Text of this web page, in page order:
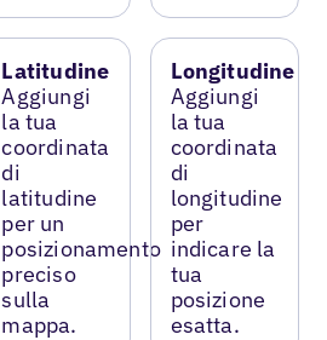
Latitudine
Aggiungi
la tua
coordinata
di
latitudine
per un
posizionamento
preciso
sulla
mappa.
Longitudine
Aggiungi
la tua
coordinata
di
longitudine
per
indicare la
tua
posizione
esatta.